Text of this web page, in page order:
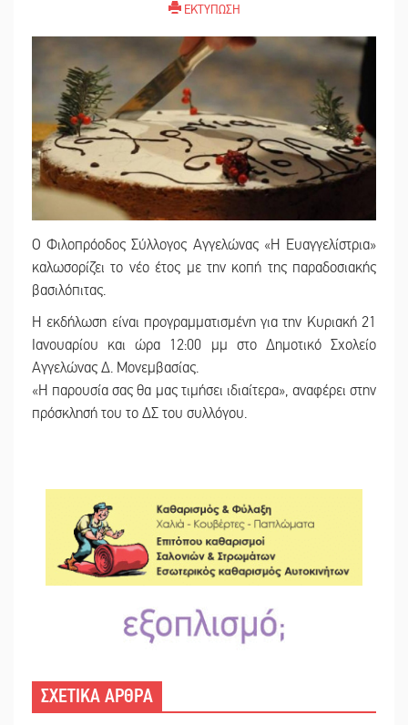
ΕΚΤΥΠΩΣΗ
Ο Φιλοπρόοδος Σύλλογος Αγγελώνας «Η Ευαγγελίστρια»
καλωσορίζει το νέο έτος με την κοπή της παραδοσιακής
βασιλόπιτας.
Η εκδήλωση είναι προγραμματισμένη για την Κυριακή 21
Ιανουαρίου και ώρα 12:00 μμ στο Δημοτικό Σχολείο
Αγγελώνας Δ. Μονεμβασίας.
«Η παρουσία σας θα μας τιμήσει ιδιαίτερα», αναφέρει στην
πρόσκλησή του το ΔΣ του συλλόγου.
ΣΧΕΤΙΚΑ ΑΡΘΡΑ